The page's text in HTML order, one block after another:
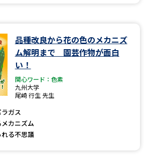
奨学金・特待生制度特集
進路の３択
ージ
新学年スタート号特集ページ
品種改良から花の色のメカニズ
ム解明まで 園芸作物が面白
い！
関心ワード：色素
九州大学
尾崎 行生 先生
ガス
カニズム
る不思議